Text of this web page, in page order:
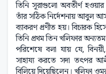
তিনি সূরাগুলো অবতীর্ণ
তাঁর সঠিক নির্দেশনায় আবুল
ব্যাকরণ প্রণীত হয়। বিচারক
তিনি প্রথম তিন খলিফার অন্যতম
পরিশেষে বলা যায় যে,
সাহায্য করতে সদা তৎপর
বিলিয়ে দিয়েছিলেন। খলিফা